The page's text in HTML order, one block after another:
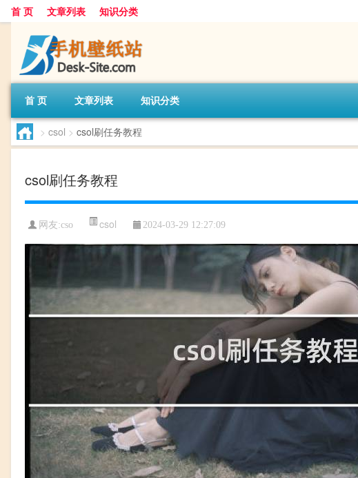
首 页 文章列表 知识分类
首 页 文章列表 知识分类
> csol > csol刷任务教程
csol刷任务教程
网友:cso csol 2024-03-29 12:27:09